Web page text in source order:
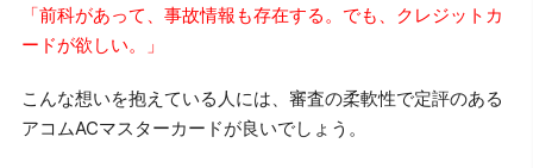
「前科があって、事故情報も存在する。でも、クレジットカ
ードが欲しい。」
こんな想いを抱えている人には、審査の柔軟性で定評のある
アコムACマスターカードが良いでしょう。